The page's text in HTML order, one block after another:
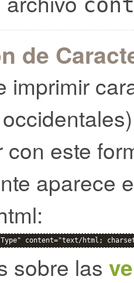
de
imprimir
con este
aparece
Type" content="text/html;
sobre las